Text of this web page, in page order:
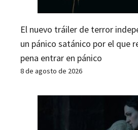
El nuevo tráiler de terror
un pánico satánico por el que
pena entrar en pánico
8 de agosto de 2026